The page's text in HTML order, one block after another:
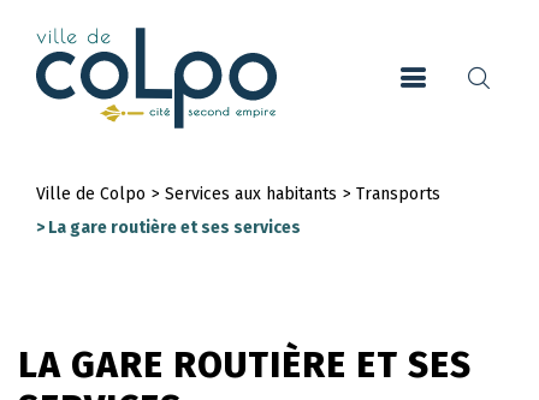
contenu
Fil
Ville de Colpo > Services aux habitants > Transports
> La gare routière et ses services
LA GARE ROUTIÈRE ET SES